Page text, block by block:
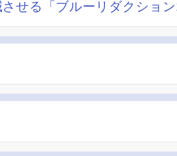
せる「ブルーリダクショ